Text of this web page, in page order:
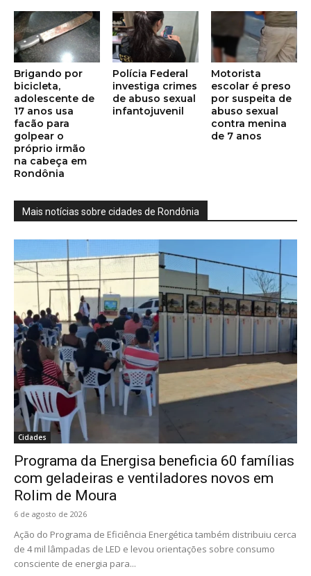
Brigando por
bicicleta,
adolescente de
17 anos usa
facão para
golpear o
próprio irmão
na cabeça em
Rondônia
Polícia Federal
investiga crimes
de abuso sexual
infantojuvenil
Motorista
escolar é preso
por suspeita de
abuso sexual
contra menina
de 7 anos
Mais notícias sobre cidades de Rondônia
Cidades
Programa da Energisa beneficia 60 famílias
com geladeiras e ventiladores novos em
Rolim de Moura
6 de agosto de 2026
Ação do Programa de Eficiência Energética também distribuiu cerca
de 4 mil lâmpadas de LED e levou orientações sobre consumo
consciente de energia para...